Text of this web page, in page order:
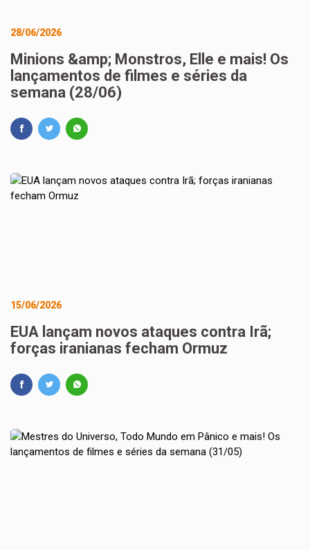
28/06/2026
Minions &amp; Monstros, Elle e mais! Os
lançamentos de filmes e séries da
semana (28/06)
15/06/2026
EUA lançam novos ataques contra Irã;
forças iranianas fecham Ormuz